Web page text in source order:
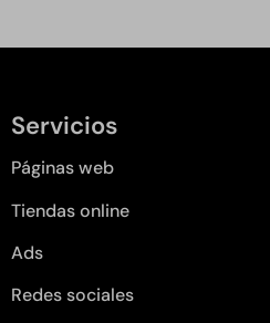
Servicios
Páginas web
Tiendas online
Ads
Redes sociales